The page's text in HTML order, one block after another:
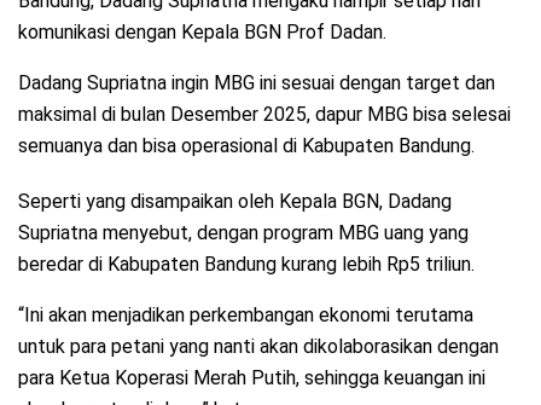
komunikasi dengan Kepala BGN Prof Dadan.
Dadang Supriatna ingin MBG ini sesuai dengan target dan
maksimal di bulan Desember 2025, dapur MBG bisa selesai
semuanya dan bisa operasional di Kabupaten Bandung.
Seperti yang disampaikan oleh Kepala BGN, Dadang
Supriatna menyebut, dengan program MBG uang yang
beredar di Kabupaten Bandung kurang lebih Rp5 triliun.
“Ini akan menjadikan perkembangan ekonomi terutama
untuk para petani yang nanti akan dikolaborasikan dengan
para Ketua Koperasi Merah Putih, sehingga keuangan ini